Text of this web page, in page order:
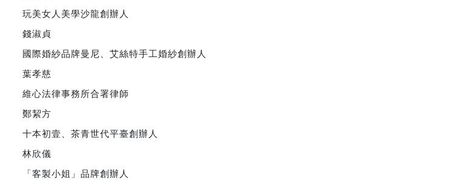
玩美女人美學沙龍創辦人
錢淑貞
國際婚紗品牌曼尼、艾絲特手工婚紗創辦人
葉孝慈
維心法律事務所合署律師
鄭絜方
十本初壹、茶青世代平臺創辦人
林欣儀
「客製小姐」品牌創辦人